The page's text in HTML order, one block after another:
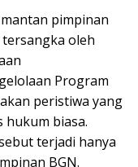
pimpinan
tersangka oleh
Program
peristiwa yang
hukum biasa.
terjadi hanya
BGN.